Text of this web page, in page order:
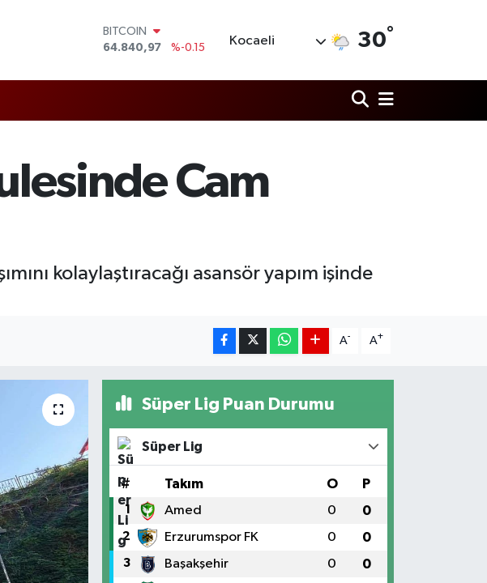
64.840,97
DOLAR
STERLİN
6660.55
BİST100
13.779
%-14
Kocaeli 30°
Cam
kolaylaştıracağı asansör yapım işinde
A- A+
Süper Lig Puan Durumu
Süper Lig
# Takım O P
1 Amed 0 0
2 Erzurumspor FK 0 0
3 Başakşehir 0 0